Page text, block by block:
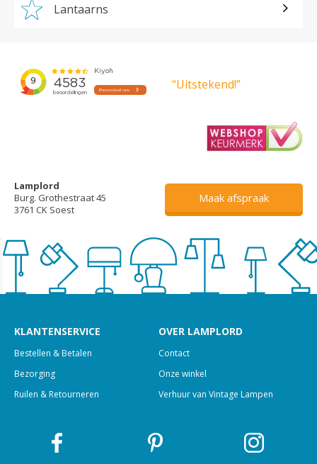
Lantaarns
“Uitstekend!”
Lamplord
Burg. Grothestraat 45
3761 CK Soest
Maak afspraak
KLANTENSERVICE
Bestellen & Betalen
Bezorging
Ruilen & Retourneren
OVER LAMPLORD
Contact
Onze winkel
Verhuur van Vintage Lampen